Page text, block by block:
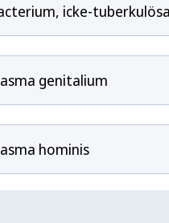
icke-tuberkulösa
genitalium
hominis